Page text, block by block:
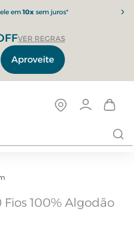
em10xsem juros*
VER REGRAS
Aproveite
100% Algodão